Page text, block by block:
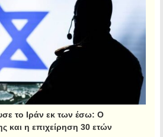
το Ιράν εκ των έσω: Ο
και η επιχείρηση 30 ετών